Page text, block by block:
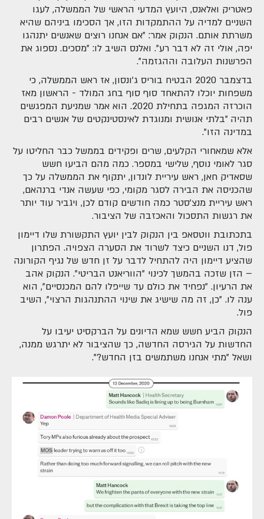
פאטריק ואלאנס, היועץ המדעי הראשי של הממשלה, לעגו
השניים למדיה על ההתמקדות הזו, אך הסכימו ביניהם שהיא
משרתת אותם. הנקוק אמר: "אם אנחנו רוצים שאנשים יתנהגו
יפה, אולי זה לא דבר רע". ואלנס השיב לו: "מסכים. נספוג את
הפרשנות העלובה וההגזמה".
בדצמבר 2020 הבטיח בוריס ג'ונסון, אז ראש הממשלה, כי
משפחות יוכלו להתאחד סוף סוף בחג המולד - הראשון מאז
הוכרזה המגפה בתחילת 2020. הוא אמר שמניעת המפגשים
תהיה "בלתי אנושית ומנוגדת לאינסטינקטים של אנשים רבים
במדינה הזו".
אלא שמאחורי הקלעים, שרים ופקידים בממשל כבר החליטו על
סגר לאומי נוסף, שלישי במספר. כמה מהם הביעו חשש
שסאדיק חאן, ראש עיריית לונדון, יתקוף את הממשלה על כך
שהכניסה את הבירה לסגר מקומי, כפי שעשה אנדי ברנהאם,
ראש עיריית מנצ'סטר כמה חודשים קודם לכן, ויגביר עוד יותר
את רגשות התסכול והאכזבה של הציבור.
בתכתובת ווטסאפ בין הנקוק לבין יועץ התקשורת שלו דיימון
פול, דנו השניים כיצד לשרוד את הסערה הצפויה. הפתרון
שהציע דיימון היה להתחיל לדבר על זן חדש של נגיף הקורונה
– הזן שזכה בהמשך לכינוי "הווריאנט הבריטי". הנקוק אהב
את הרעיון. "נפחיד את כולם עד שייפלו להם המכנסיים", הוא
ענה לו. "כן, זה מה שישיג את שינוי ההתנהגות הרצוי", השיב
פול.
הנקוק הביע חשש שמא הדיונים על הברקסיט יעיבו על
החדשות על הגירסה החדשה, כך שהציבור לא יתרגש ממנה,
ושאל "מתי אנחנו משתמשים בזן החדש?".